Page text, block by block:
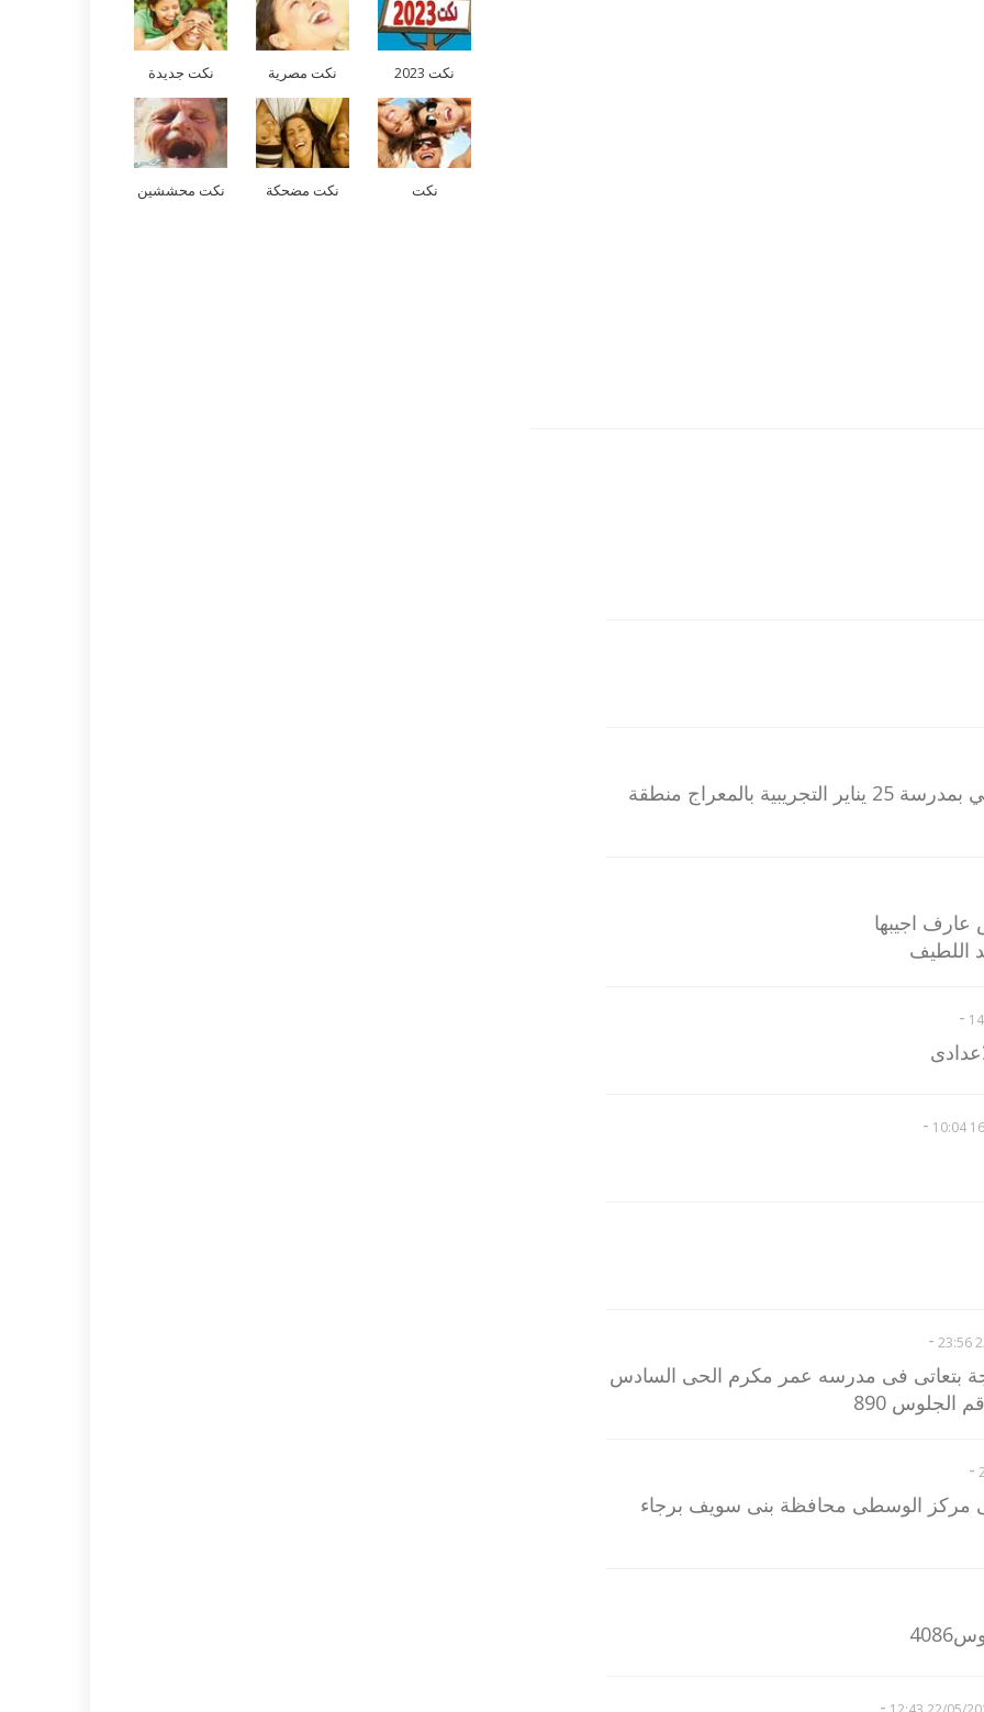
عايز نتيجة سته ابتدائي تجريبي بمدرسة 25 يناير التجريبية بالمعراج منطقة
اجيبها
-
-
-
بتعاتى فى مدرسه عمر مكرم الحى السادس
890
-
مركز الوسطى محافظة بنى سويف برجاء
-
نكت 2023 نكت مصرية نكت جديدة
نكت نكت مضحكة نكت محششين